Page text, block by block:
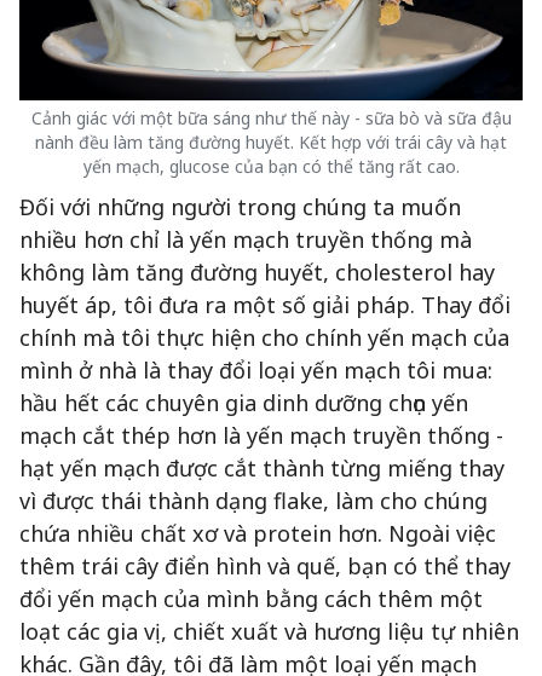
Cảnh giác với một bữa sáng như thế này - sữa bò và sữa đậu
nành đều làm tăng đường huyết. Kết hợp với trái cây và hạt
yến mạch, glucose của bạn có thể tăng rất cao.
Đối với những người trong chúng ta muốn
nhiều hơn chỉ là yến mạch truyền thống mà
không làm tăng đường huyết, cholesterol hay
huyết áp, tôi đưa ra một số giải pháp. Thay đổi
chính mà tôi thực hiện cho chính yến mạch của
mình ở nhà là thay đổi loại yến mạch tôi mua:
hầu hết các chuyên gia dinh dưỡng chọn yến
mạch cắt thép hơn là yến mạch truyền thống -
hạt yến mạch được cắt thành từng miếng thay
vì được thái thành dạng flake, làm cho chúng
chứa nhiều chất xơ và protein hơn. Ngoài việc
thêm trái cây điển hình và quế, bạn có thể thay
đổi yến mạch của mình bằng cách thêm một
loạt các gia vị, chiết xuất và hương liệu tự nhiên
khác. Gần đây, tôi đã làm một loại yến mạch